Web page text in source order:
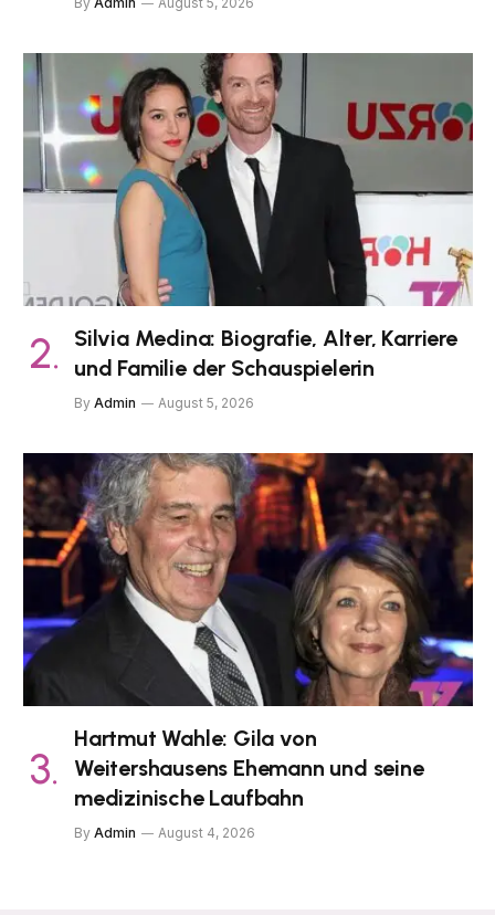
Silvia Medina: Biografie, Alter, Karriere
und Familie der Schauspielerin
By Admin August 5, 2026
Hartmut Wahle: Gila von
Weitershausens Ehemann und seine
medizinische Laufbahn
By Admin August 4, 2026